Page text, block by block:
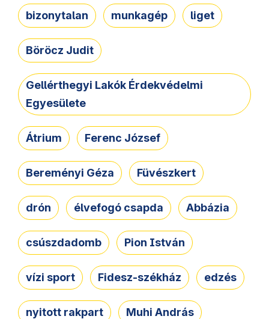
bizonytalan munkagép liget
Böröcz Judit
Gellérthegyi Lakók Érdekvédelmi
Egyesülete
Átrium Ferenc József
Bereményi Géza Füvészkert
drón élvefogó csapda Abbázia
csúszdadomb Pion István
vízi sport Fidesz-székház edzés
nyitott rakpart Muhi András